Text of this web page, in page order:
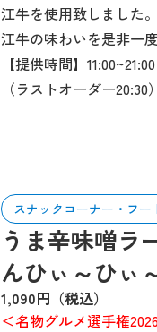
江牛を使用致しました
江牛の味わいを是非一
【提供時間】11:00~21:00
（ラストオーダー20:30）
スナックコーナー・フー
うま辛味噌ラ
んひぃ～ひぃ
1,090円（税込）
＜名物グルメ選手権